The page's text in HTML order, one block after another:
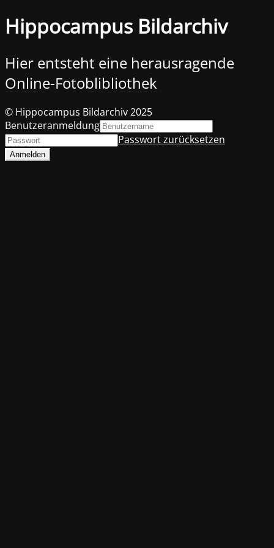
Hippocampus Bildarchiv
Hier entsteht eine herausragende
Online-Fotoblibliothek
© Hippocampus Bildarchiv 2025
Benutzeranmeldung
Passwort zurücksetzen